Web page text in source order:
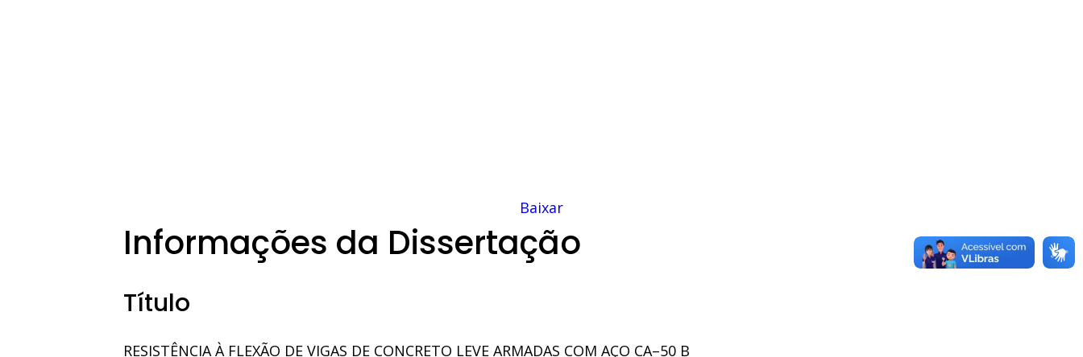
Baixar
Informações da Dissertação
Título
RESISTÊNCIA À FLEXÃO DE VIGAS DE CONCRETO LEVE ARMADAS COM AÇO CA–50 B